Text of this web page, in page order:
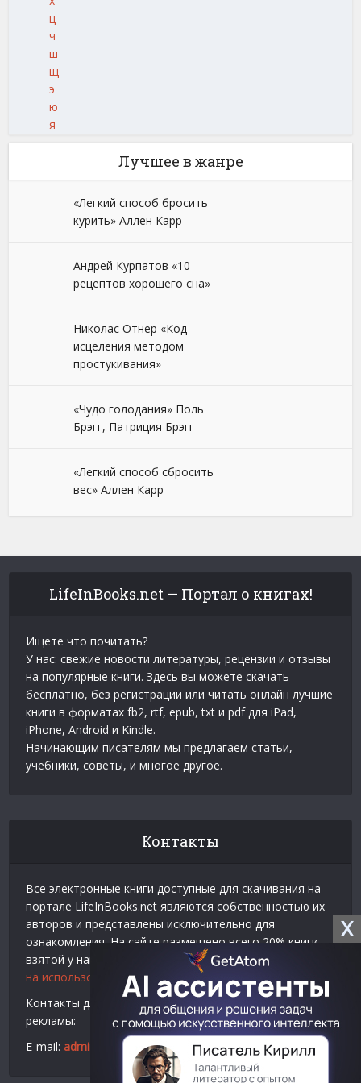
X
ц
ч
ш
щ
э
ю
я
Лучшее в жанре
«Легкий способ бросить
курить» Аллен Карр
Андрей Курпатов «10
рецептов хорошего сна»
Николас Отнер «Код
исцеления методом
простукивания»
«Чудо голодания» Поль
Брэгг, Патриция Брэгг
«Легкий способ сбросить
вес» Аллен Карр
LifeInBooks.net — Портал о книгах!
Ищете что почитать?
У нас: свежие новости литературы, рецензии и отзывы
на популярные книги. Здесь вы можете скачать
бесплатно, без регистрации или читать онлайн лучшие
книги в форматах fb2, rtf, epub, txt и pdf для iPad,
iPhone, Android и Kindle.
Начинающим писателям мы предлагаем статьи,
учебники, советы, и многое другое.
Контакты
Все электронные книги доступные для скачивания на
портале LifeInBooks.net являются собственностью их
авторов и представлены исключительно для
ознакомления. На сайте размещено всего 20% книги
взятой у нашего партнера
Официальное разрешение
на использование материалов Litres .
Контакты для связи по вопросам авторского права и
рекламы:
E-mail: admin@lifeinbooks.net